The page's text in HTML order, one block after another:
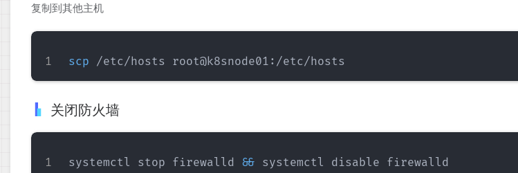
复制到其他主机
scp
关闭防火墙
systemctl stop firewalld &&